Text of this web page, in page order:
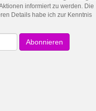
informiert zu werden. Die
Details habe ich zur Kenntnis
Abonnieren